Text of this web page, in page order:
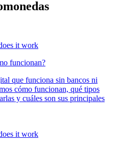
funcionan?
que funciona sin bancos ni
cómo funcionan, qué tipos
y cuáles son sus principales